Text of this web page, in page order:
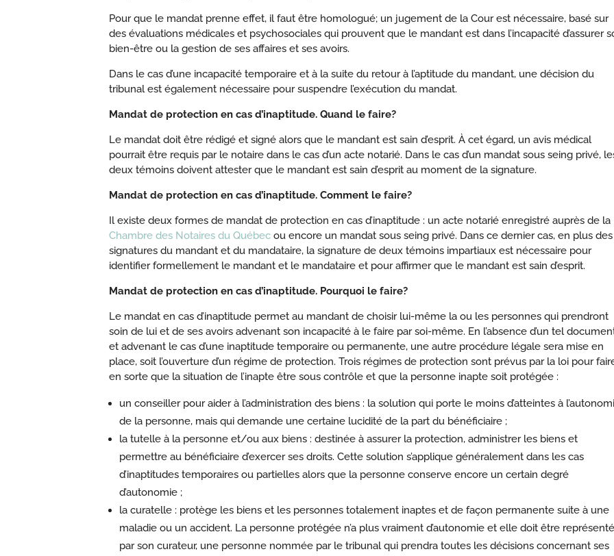
Pour que le mandat prenne effet, il faut être homologué; un jugement de la Cour est nécessaire, basé sur
des évaluations médicales et psychosociales qui prouvent que le mandant est dans l’incapacité d’assurer
bien-être ou la gestion de ses affaires et ses avoirs.
Dans le cas d’une incapacité temporaire et à la suite du retour à l’aptitude du mandant, une décision du
tribunal est également nécessaire pour suspendre l’exécution du mandat.
Mandat de protection en cas d’inaptitude. Quand le faire?
Le mandat doit être rédigé et signé alors que le mandant est sain d’esprit. À cet égard, un avis médical
pourrait être requis par le notaire dans le cas d’un acte notarié. Dans le cas d’un mandat sous seing privé,
deux témoins doivent attester que le mandant est sain d’esprit au moment de la signature.
Mandat de protection en cas d’inaptitude. Comment le faire?
Il existe deux formes de mandat de protection en cas d’inaptitude : un acte notarié enregistré auprès de la
Chambre des Notaires du Québecou encore un mandat sous seing privé. Dans ce dernier cas, en plus des
signatures du mandant et du mandataire, la signature de deux témoins impartiaux est nécessaire pour
identifier formellement le mandant et le mandataire et pour affirmer que le mandant est sain d’esprit.
Mandat de protection en cas d’inaptitude. Pourquoi le faire?
Le mandat en cas d’inaptitude permet au mandant de choisir lui-même la ou les personnes qui prendront
soin de lui et de ses avoirs advenant son incapacité à le faire par soi-même. En l’absence d’un tel
et advenant le cas d’une inaptitude temporaire ou permanente, une autre procédure légale sera mise en
place, soit l’ouverture d’un régime de protection. Trois régimes de protection sont prévus par la loi pour
en sorte que la situation de l’inapte être sous contrôle et que la personne inapte soit protégée :
un conseiller pour aider à l’administration des biens : la solution qui porte le moins d’atteintes à
de la personne, mais qui demande une certaine lucidité de la part du bénéficiaire ;
la tutelle à la personne et/ou aux biens : destinée à assurer la protection, administrer les biens et
permettre au bénéficiaire d’exercer ses droits. Cette solution s’applique généralement dans les cas
d’inaptitudes temporaires ou partielles alors que la personne conserve encore un certain degré
d’autonomie ;
la curatelle : protège les biens et les personnes totalement inaptes et de façon permanente suite à une
maladie ou un accident. La personne protégée n’a plus vraiment d’autonomie et elle doit être
par son curateur, une personne nommée par le tribunal qui prendra toutes les décisions concernant ses